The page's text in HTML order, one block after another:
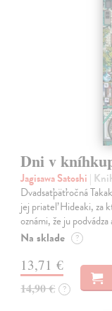
Dni v
Jagisawa Satoshi |
Dvadsaťpäťročná
jej priateľ Hideaki, za
oznámi, že ju
Na sklade ?
13,71 €
14,90 € ?